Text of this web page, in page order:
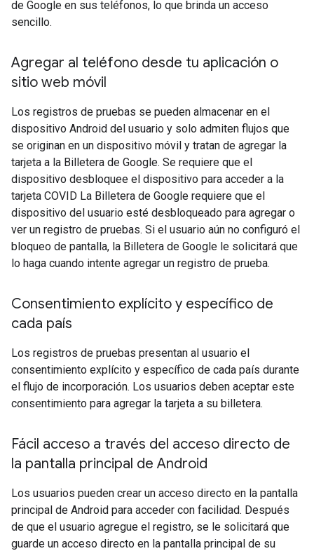
de Google en sus teléfonos, lo que brinda un acceso
sencillo.
Agregar al teléfono desde tu aplicación o
sitio web móvil
Los registros de pruebas se pueden almacenar en el
dispositivo Android del usuario y solo admiten flujos que
se originan en un dispositivo móvil y tratan de agregar la
tarjeta a la Billetera de Google. Se requiere que el
dispositivo desbloquee el dispositivo para acceder a la
tarjeta COVID La Billetera de Google requiere que el
dispositivo del usuario esté desbloqueado para agregar o
ver un registro de pruebas. Si el usuario aún no configuró el
bloqueo de pantalla, la Billetera de Google le solicitará que
lo haga cuando intente agregar un registro de prueba.
Consentimiento explícito y específico de
cada país
Los registros de pruebas presentan al usuario el
consentimiento explícito y específico de cada país durante
el flujo de incorporación. Los usuarios deben aceptar este
consentimiento para agregar la tarjeta a su billetera.
Fácil acceso a través del acceso directo de
la pantalla principal de Android
Los usuarios pueden crear un acceso directo en la pantalla
principal de Android para acceder con facilidad. Después
de que el usuario agregue el registro, se le solicitará que
guarde un acceso directo en la pantalla principal de su